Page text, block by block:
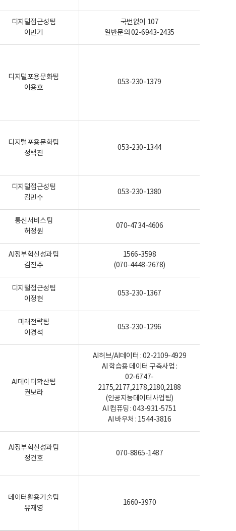
디지털접근성팀
이민기
국번없이 107
일반문의 02-6943-2435
디지털포용문화팀
이용호
053-230-1379
디지털포용문화팀
정택진
053-230-1344
디지털접근성팀
김민수
053-230-1380
통신서비스팀
허정원
070-4734-4606
AI정부혁신성과팀
김진주
1566-3598
(070-4448-2678)
디지털접근성팀
이정현
053-230-1367
미래전략팀
이경석
053-230-1296
AI데이터확산팀
권보라
AI허브/AI데이터 : 02-2109-4929
AI 학습용 데이터 구축사업 :
02-6747-
2175,2177,2178,2180,2188
(인공지능데이터사업팀)
AI 컴퓨팅 : 043-931-5751
AI 바우처 : 1544-3816
AI정부혁신성과팀
정건호
070-8865-1487
데이터활용기술팀
유재영
1660-3970